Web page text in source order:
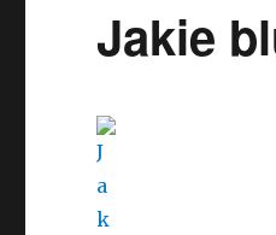
Jakie